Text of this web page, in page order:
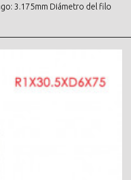
3.175mm Diámetro del filo